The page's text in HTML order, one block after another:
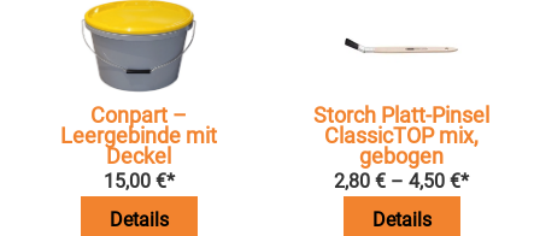
Conpart –
Leergebinde mit
Deckel
15,00 €*
Details
Storch Platt-Pinsel
ClassicTOP mix,
gebogen
2,80 € – 4,50 €*
Details